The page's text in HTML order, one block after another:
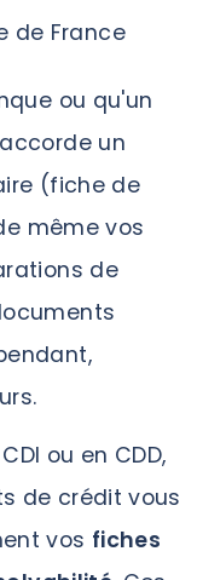
de France
ou qu'un
un
(fiche de
même vos
de
ou en CDD,
de crédit vous
vos fiches